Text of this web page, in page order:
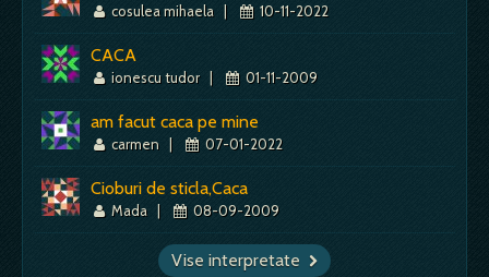
cosulea mihaela | 10-11-2022
CACA
ionescu tudor | 01-11-2009
am facut caca pe mine
carmen | 07-01-2022
Cioburi de sticla,Caca
Mada | 08-09-2009
Vise interpretate